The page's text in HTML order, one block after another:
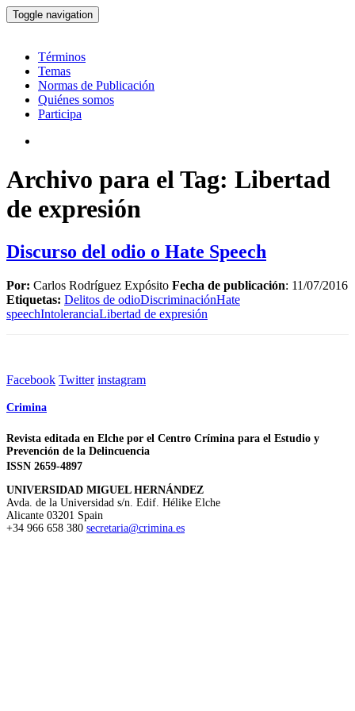
Toggle navigation
Términos
Temas
Normas de Publicación
Quiénes somos
Participa
Archivo para el Tag: Libertad
de expresión
Discurso del odio o Hate Speech
Por: Carlos Rodríguez Expósito Fecha de publicación: 11/07/2016
Etiquetas: Delitos de odioDiscriminaciónHate
speechIntoleranciaLibertad de expresión
Facebook Twitter instagram
Crimina
Revista editada en Elche por el Centro Crímina para el Estudio y
Prevención de la Delincuencia
ISSN 2659-4897
UNIVERSIDAD MIGUEL HERNÁNDEZ
Avda. de la Universidad s/n. Edif. Hélike Elche
Alicante 03201 Spain
+34 966 658 380 secretaria@crimina.es